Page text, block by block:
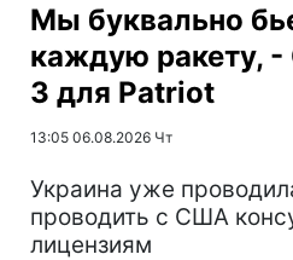
Мы буквально
каждую ракету, -
3 для Patriot
13:05 06.08.2026 Чт
Украина уже
проводить с США
лицензиям